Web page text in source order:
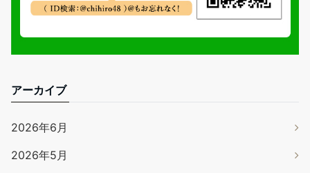
アーカイブ
2026年6月
2026年5月